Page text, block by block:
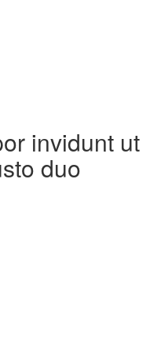
invidunt ut
duo